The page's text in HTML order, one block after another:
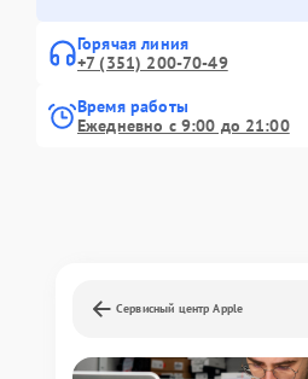
Горячая линия
+7 (351) 200-70-49
Время работы
Ежедневно с 9:00 до 21:00
Сервисный центр Apple